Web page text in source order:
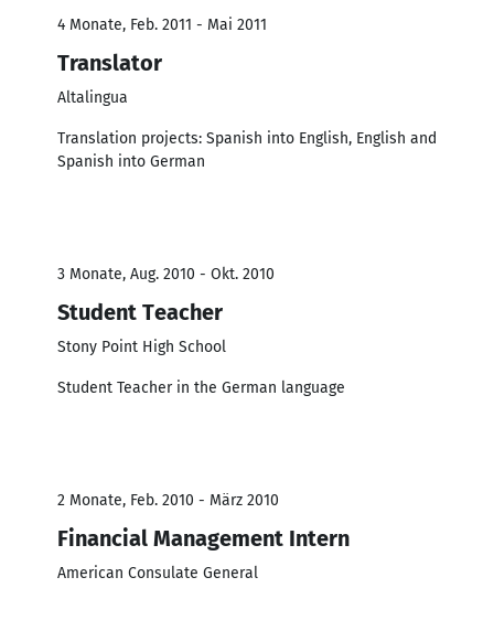
4 Monate, Feb. 2011 - Mai 2011
Translator
Altalingua
Translation projects: Spanish into English, English and
Spanish into German
3 Monate, Aug. 2010 - Okt. 2010
Student Teacher
Stony Point High School
Student Teacher in the German language
2 Monate, Feb. 2010 - März 2010
Financial Management Intern
American Consulate General